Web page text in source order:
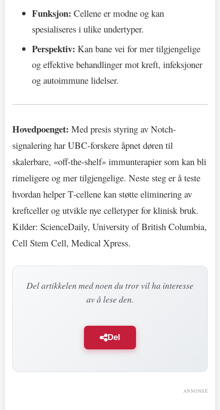
Funksjon: Cellene er modne og kan
spesialiseres i ulike undertyper.
Perspektiv: Kan bane vei for mer tilgjengelige
og effektive behandlinger mot kreft, infeksjoner
og autoimmune lidelser.
Hovedpoenget: Med presis styring av Notch-
signalering har UBC-forskere åpnet døren til
skalerbare, «off-the-shelf» immunterapier som kan bli
rimeligere og mer tilgjengelige. Neste steg er å teste
hvordan helper T-cellene kan støtte eliminering av
kreftceller og utvikle nye celletyper for klinisk bruk.
Kilder: ScienceDaily, University of British Columbia,
Cell Stem Cell, Medical Xpress.
Del artikkelen med noen du tror vil ha interesse
av å lese den.
Del
ANNONSE